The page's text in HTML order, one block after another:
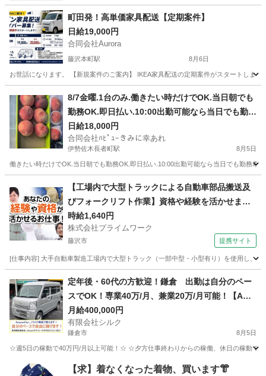
町田発！高単価家具配送【定期案件】
日給19,000円
合同会社Aurora
藤沢本町駅 8月6日
お世話になります。 【新規案件のご案内】 IKEA家具配送の定期案件がスタートしま
藤沢本町駅 配送 スポット
8/7金曜.1台のみ.働きたい時だけでOK.当日朝でも
勤務OK.即日払い.10:00出勤可能なら当日でも勤務
希望受付OK.未経験老若男女OK年齢制限なし.希望
日のみOK.10月までの期間でさくらんぼ、桃、ぶ
どう集荷のみ運搬スタッフ.軽貨物黒ナンバー持ち
込み可能者
日給18,000円
合同会社ﾊﾋﾟｭｰきみに幸あれ
伊勢佐木長者町駅 8月5日
働きたい時だけでOK.当日朝でも勤務OK.即日払い.10:00出勤可能なら当日でも勤務
伊勢佐木長者町駅 物流 スタッフ
【工場内で大型トラックによる自動車部品搬送及
びフォークリフト作業】資格や経験を活かせま
す！
時給1,640円
株式会社プライムワーク
藤沢市 提携サイト
[仕事内容] 大手自動車製造工場内で大型トラック（一部中型・小型有り）を使用
ドライバー
定年後・60代の方歓迎！鎌倉 出勤は自分のペー
スでOK！専業40万/月、兼業20万/月可能！【Ama
zon Flex】で稼ぎましょう！
月給400,000円
有限会社シルク
鎌倉市 8月5日
☆週5日の稼動で40万円/月以上可能！☆ ☆夕方仕事終わりからの稼働、休日の稼動で
神奈川 配送 Amazon
【求】着なくなった着物、買います👘